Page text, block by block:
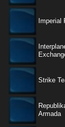
Imperial
Strike
Armada